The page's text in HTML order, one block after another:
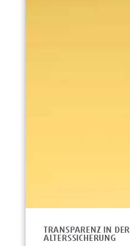
TRANSPARENZ IN DER
ALTERSSICHERUNG